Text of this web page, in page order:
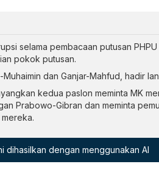
selama pembacaan putusan
pokok putusan.
dan Ganjar-Mahfud, hadir
kedua paslon meminta MK
Prabowo-Gibran dan meminta
dihasilkan dengan menggunakan AI